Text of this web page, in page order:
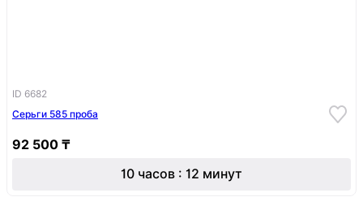
ID 6682
Серьги 585 проба
92 500 ₸
10 часов : 12 минут